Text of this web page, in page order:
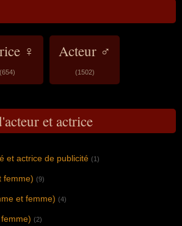
♀
(654)
Acteur ♂
(1502)
et actrice
et actrice de publicité (1)
femme) (9)
et femme) (4)
(2)